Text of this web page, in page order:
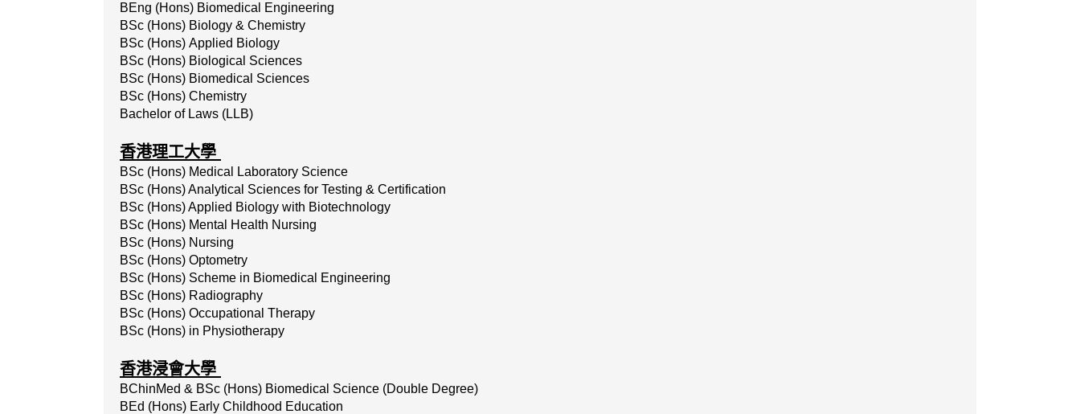
BEng (Hons) Biomedical Engineering
BSc (Hons) Biology & Chemistry
BSc (Hons) Applied Biology
BSc (Hons) Biological Sciences
BSc (Hons) Biomedical Sciences
BSc (Hons) Chemistry
Bachelor of Laws (LLB)
香港理工大學
BSc (Hons) Medical Laboratory Science
BSc (Hons) Analytical Sciences for Testing & Certification
BSc (Hons)Applied Biology with Biotechnology
BSc (Hons) Mental Health Nursing
BSc (Hons) Nursing
BSc (Hons) Optometry
BSc (Hons) Scheme in Biomedical Engineering
BSc (Hons) Radiography
BSc (Hons) Occupational Therapy
BSc (Hons) in Physiotherapy
香港浸會大學
BChinMed & BSc (Hons) Biomedical Science (Double Degree)
BEd (Hons) Early Childhood Education